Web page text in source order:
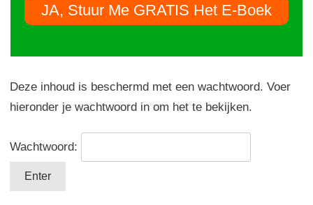
JA, Stuur Me GRATIS Het E-Boek
Deze inhoud is beschermd met een wachtwoord. Voer
hieronder je wachtwoord in om het te bekijken.
Wachtwoord: